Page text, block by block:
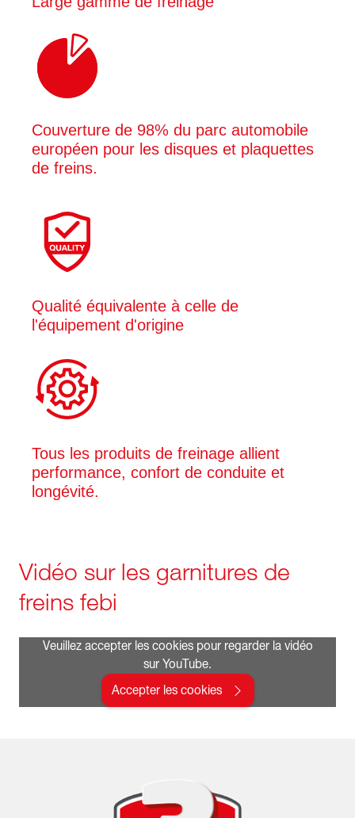
Couverture de 98% du parc automobile
européen pour les disques et plaquettes
de freins.
Qualité équivalente à celle de
l'équipement d'origine
Tous les produits de freinage allient
performance, confort de conduite et
longévité.
Vidéo sur les garnitures de
freins febi
Veuillez accepter les cookies pour regarder la vidéo
sur YouTube.
Accepter les cookies